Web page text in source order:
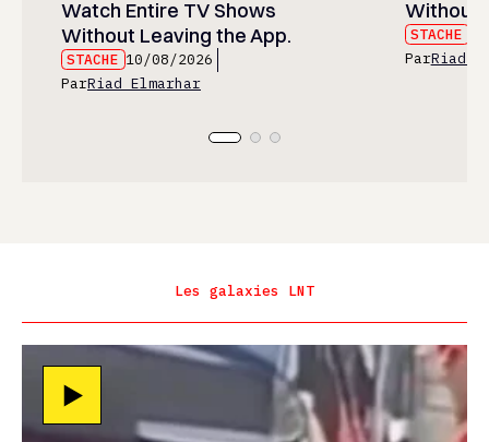
Watch Entire TV Shows
Without Leaving the App.
STACHE 10/08/2026
ParRiad Elmarhar
Without
STACHE
ParRiad
Les galaxies LNT